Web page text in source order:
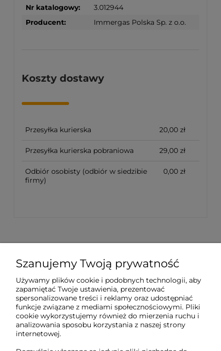
Nr katalogowy:
3.012944
Producent:
Immergas Polska Sp. z o.o.
Koszty dostawy
Przesyłka kurierska 20,00 zł
Przesyłka kurierska pobraniowa 29,00 zł
Odbiór osobisty (odbiór w siedzibie
firmy)
0,00 zł
Sklep internetowy Tukado.pl
pn-pt: 08:00-16:00
791 063 018
biuro@tukado.pl
Szanujemy Twoją prywatność
Używamy plików cookie i podobnych technologii, aby
zapamiętać Twoje ustawienia, prezentować
spersonalizowane treści i reklamy oraz udostępniać
funkcje związane z mediami społecznościowymi. Pliki
cookie wykorzystujemy również do mierzenia ruchu i
analizowania sposobu korzystania z naszej strony
internetowej.